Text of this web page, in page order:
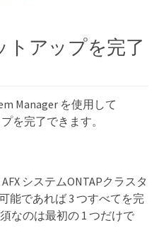
トアップを完了
Manager を使用して
を完了できます。
システムONTAPクラスタ
能であれば 3 つすべてを完
なのは最初の 1 つだけで